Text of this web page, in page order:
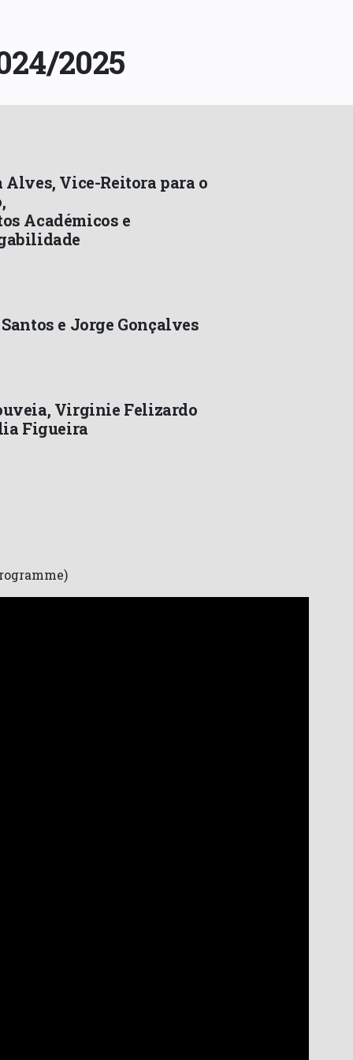
2025
Alves, Vice-Reitora para o
Académicos e
e Jorge Gonçalves
Virginie Felizardo
Figueira